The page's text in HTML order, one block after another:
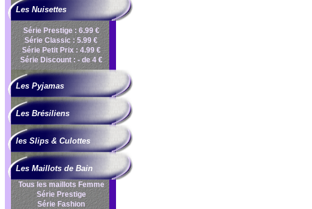
Les Nuisettes
Série Prestige : 6.99 €
Série Classic : 5.99 €
Série Petit Prix : 4.99 €
Série Discount : - de 4 €
Les Pyjamas
Les Brésiliens
les Slips & Culottes
Les Maillots de Bain
Tous les maillots Femme
Série Prestige
Série Fashion